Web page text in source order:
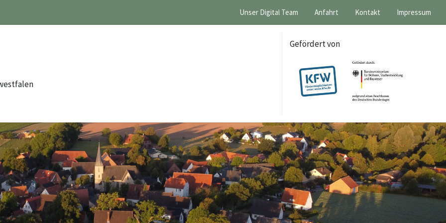
Unser Digital Team Anfahrt Kontakt Impressum
Gefördert von